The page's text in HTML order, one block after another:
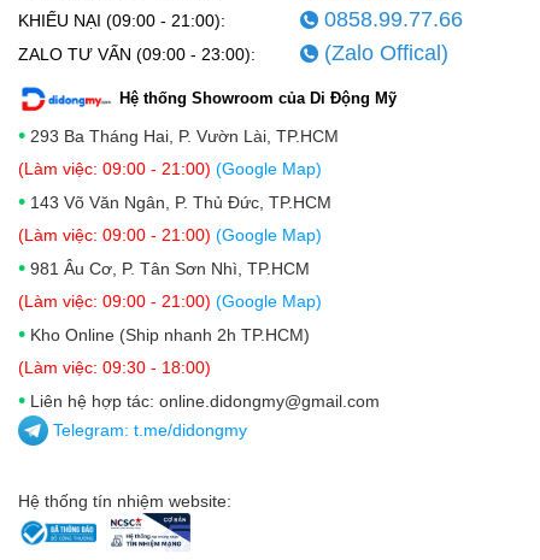
KHIẾU NẠI (09:00 - 21:00): 0858.99.77.66
ZALO TƯ VẤN (09:00 - 23:00): (Zalo Offical)
Hệ thống Showroom của Di Động Mỹ
• 293 Ba Tháng Hai, P. Vườn Lài, TP.HCM
(Làm việc: 09:00 - 21:00) (Google Map)
• 143 Võ Văn Ngân, P. Thủ Đức, TP.HCM
(Làm việc: 09:00 - 21:00) (Google Map)
• 981 Âu Cơ, P. Tân Sơn Nhì, TP.HCM
(Làm việc: 09:00 - 21:00) (Google Map)
• Kho Online (Ship nhanh 2h TP.HCM)
(Làm việc: 09:30 - 18:00)
• Liên hệ hợp tác: online.didongmy@gmail.com
Telegram: t.me/didongmy
Hệ thống tín nhiệm website: